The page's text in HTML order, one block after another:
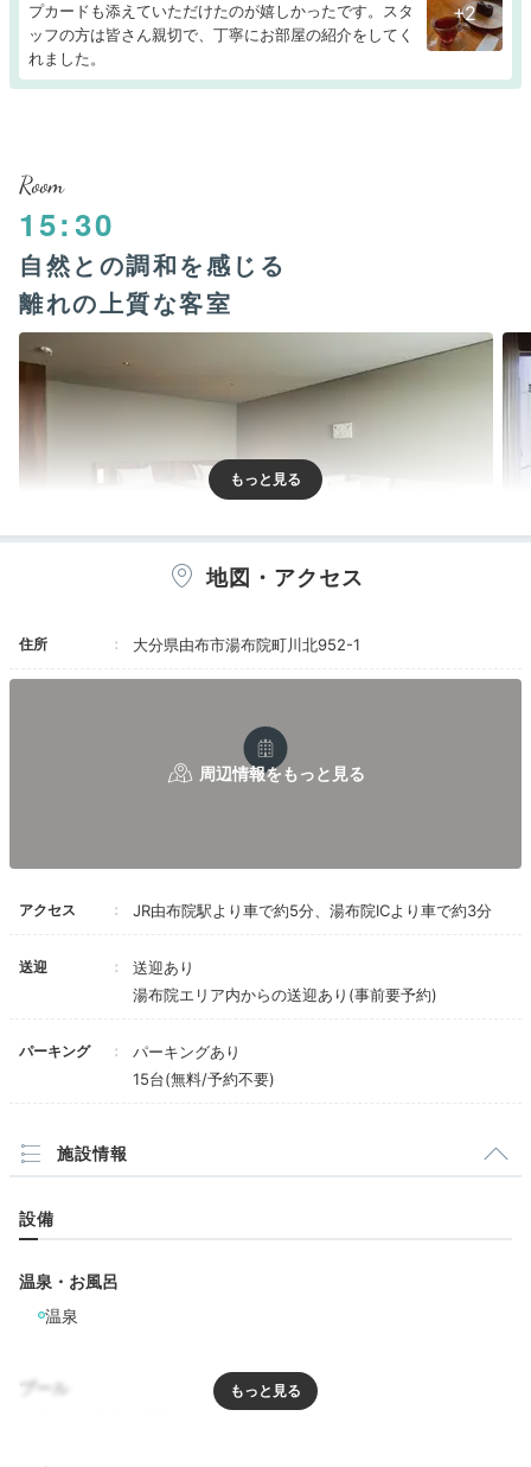
プカードも添えていただけたのが嬉しかったです。スタ
ッフの方は皆さん親切で、丁寧にお部屋の紹介をしてく
れました。
+2
Room
15:30
自然との調和を感じる
離れの上質な客室
4タイプ・全13室のスイートは半露天風呂や露天風呂付
前には庭が広がり、季節や時間ごとの景色を楽しめま
２人で泊まりました。山の景色や半露天・露天風呂の2
つのお風呂を楽しめるお部屋で、すごく良かったです。
16:00
由布院温泉の湯を堪能
地図・アクセス
住所 大分県由布市湯布院町川北952-1
アクセス JR由布院駅より車で約5分、湯布院ICより車で約3分
送迎
送迎あり
湯布院エリア内からの送迎あり(事前要予約)
パーキング
パーキングあり
15台(無料/予約不要)
施設情報
設備
温泉・お風呂
温泉
プール